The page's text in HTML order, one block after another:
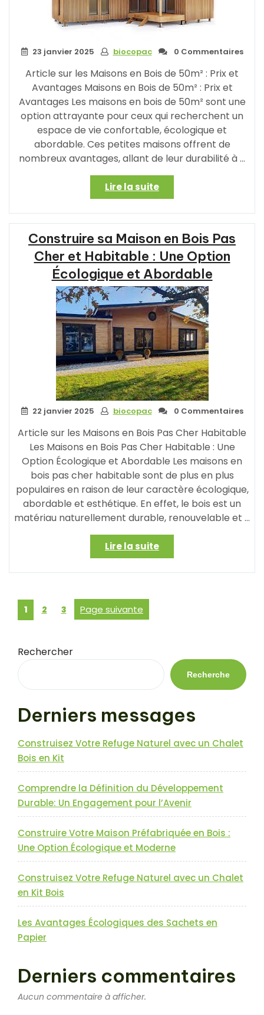
23 janvier 2025 biocopac 0 Commentaires
Article sur les Maisons en Bois de 50m² : Prix et
Avantages Maisons en Bois de 50m² : Prix et
Avantages Les maisons en bois de 50m² sont une
option attrayante pour ceux qui recherchent un
espace de vie confortable, écologique et
abordable. Ces petites maisons offrent de
nombreux avantages, allant de leur durabilité à …
Lire la suite« Guide
complet
sur
le
prix
des
maisons
en
bois
de
50m² »
Construire sa Maison en Bois Pas
Cher et Habitable : Une Option
Écologique et Abordable
22 janvier 2025 biocopac 0 Commentaires
Article sur les Maisons en Bois Pas Cher Habitable
Les Maisons en Bois Pas Cher Habitable : Une
Option Écologique et Abordable Les maisons en
bois pas cher habitable sont de plus en plus
populaires en raison de leur caractère écologique,
abordable et esthétique. En effet, le bois est un
matériau naturellement durable, renouvelable et …
Lire la suite« Construire
sa
Maison
:
Une
Option
et
Abordable »
Posts
Page
1 Page
2 Page
3 Page suivante
Rechercher
Recherche
Derniers messages
Construisez Votre Refuge Naturel avec un Chalet
Bois en Kit
Comprendre la Définition du Développement
Durable: Un Engagement pour l’Avenir
Construire Votre Maison Préfabriquée en Bois :
Une Option Écologique et Moderne
Construisez Votre Refuge Naturel avec un Chalet
en Kit Bois
Les Avantages Écologiques des Sachets en
Papier
Derniers commentaires
Aucun commentaire à afficher.